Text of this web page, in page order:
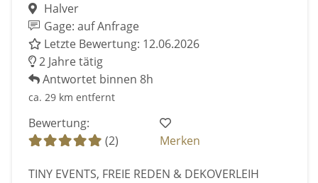
Halver
Gage: auf Anfrage
Letzte Bewertung: 12.06.2026
2 Jahre tätig
Antwortet binnen 8h
ca. 29 km entfernt
Bewertung:
(2)
Merken
TINY EVENTS, FREIE REDEN & DEKOVERLEIH